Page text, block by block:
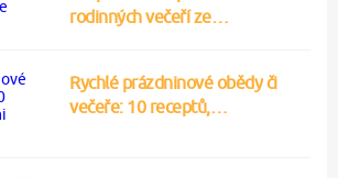
rodinných večeří ze…
Rychlé prázdninové obědy či
večeře: 10 receptů,…